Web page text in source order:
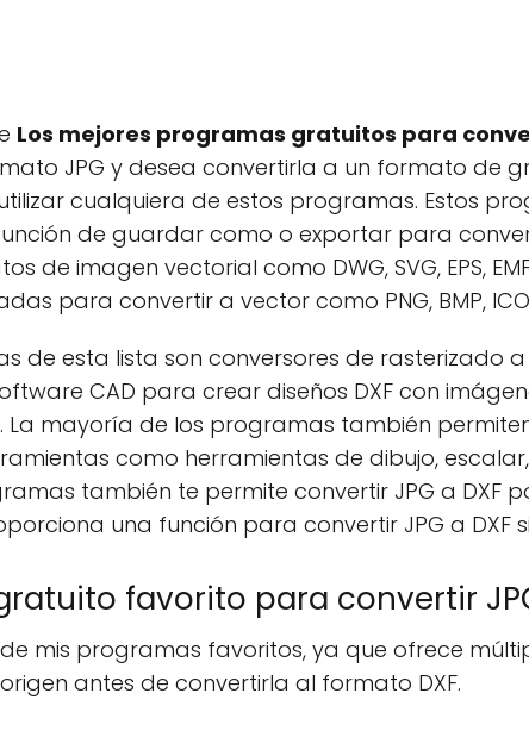
Los mejores programas gratuitos para
JPG y desea convertirla a un formato de
cualquiera de estos programas. Estos
de guardar como o exportar para
de imagen vectorial como DWG, SVG, EPS,
para convertir a vector como PNG, BMP,
de esta lista son conversores de rasterizado
CAD para crear diseños DXF con
La mayoría de los programas también
como herramientas de dibujo,
también te permite convertir JPG a DXF
una función para convertir JPG a DXF
favorito para convertir
mis programas favoritos, ya que ofrece
antes de convertirla al formato DXF.